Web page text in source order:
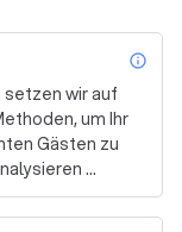
setzen wir auf
um Ihr
Gästen zu
Rodentizide